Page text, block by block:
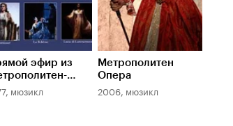
эфир из
мюзикл
Метрополитен
Опера
2006, мюзикл